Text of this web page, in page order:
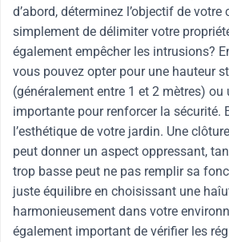
d’abord, déterminez l’objectif de votre
simplement de délimiter votre
également empêcher les intrusions?
vous pouvez opter pour une hauteur
(généralement entre 1 et 2 mètres)
importante pour renforcer la sécurité.
l’esthétique de votre jardin. Une
peut donner un aspect oppressant,
trop basse peut ne pas remplir sa
juste équilibre en choisissant une
harmonieusement dans votre
également important de vérifier les